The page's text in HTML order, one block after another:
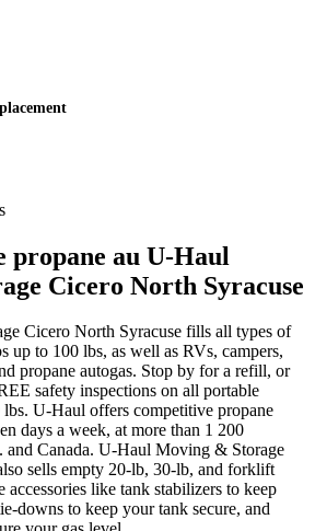
propane au U-Haul
Cicero North Syracuse
Cicero North Syracuse fills all types of
up to 100 lbs, as well as RVs, campers,
propane autogas. Stop by for a refill, or
safety inspections on all portable
lbs. U-Haul offers competitive propane
days a week, at more than 1 200
and Canada. U-Haul Moving & Storage
sells empty 20-lb, 30-lb, and forklift
accessories like tank stabilizers to keep
downs to keep your tank secure, and